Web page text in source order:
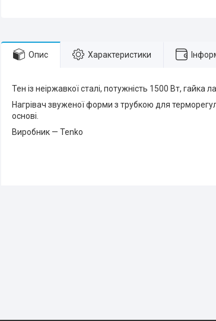
Опис Характеристики
Тен із неіржавкої сталі, потужність 1500 Вт, гайка
Нагрівач звуженої форми з трубкою для
основі.
Виробник — Tenko